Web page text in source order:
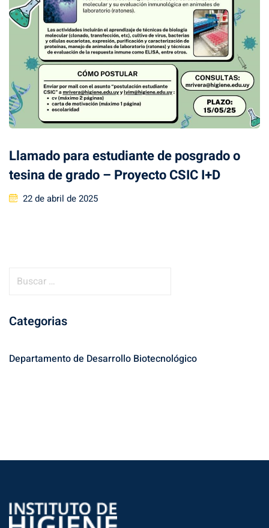
Llamado para estudiante de posgrado o
tesina de grado – Proyecto CSIC I+D
Posted
22 de abril de 2025
c
r
Categorias
Departamento de Desarrollo Biotecnológico